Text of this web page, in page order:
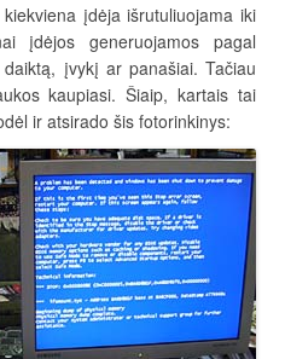
įdėja išrutuliuojama iki
įdėjos generuojamos pagal
įvykį ar panašiai. Tačiau
kaupiasi. Šiaip, kartais tai
ir atsirado šis fotorinkinys: